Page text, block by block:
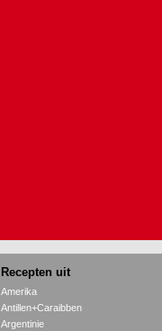
Recepten uit
Amerika
Antillen+Caraibben
Argentinie